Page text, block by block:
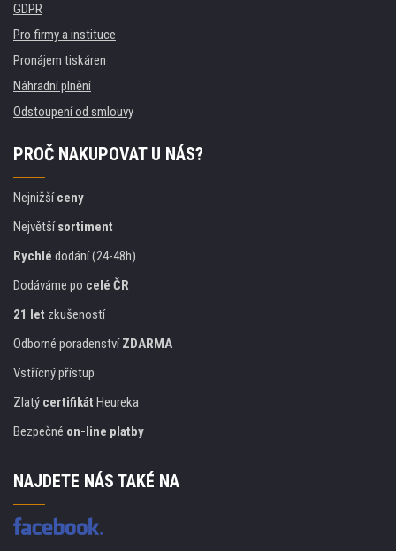
GDPR
Pro firmy a instituce
Pronájem tiskáren
Náhradní plnění
Odstoupení od smlouvy
PROČ NAKUPOVAT U NÁS?
Nejnižšíceny
Největšísortiment
Rychlé dodání (24-48h)
Dodáváme po celé ČR
21 let zkušeností
Odborné poradenstvíZDARMA
Vstřícný přístup
Zlatý certifikát Heureka
Bezpečné on-line platby
NAJDETE NÁS TAKÉ NA